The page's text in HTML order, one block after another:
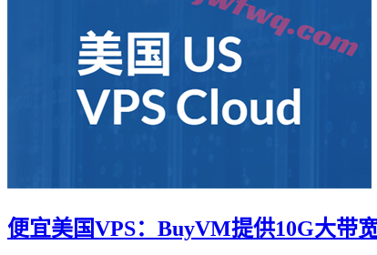
便宜美国VPS：BuyVM提供10G大带